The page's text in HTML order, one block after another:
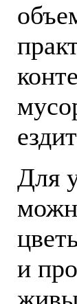
Для
и